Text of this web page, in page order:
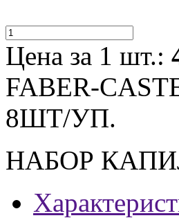
Цена за 1 шт.:
FABER-
8ШТ/УП.
НАБОР